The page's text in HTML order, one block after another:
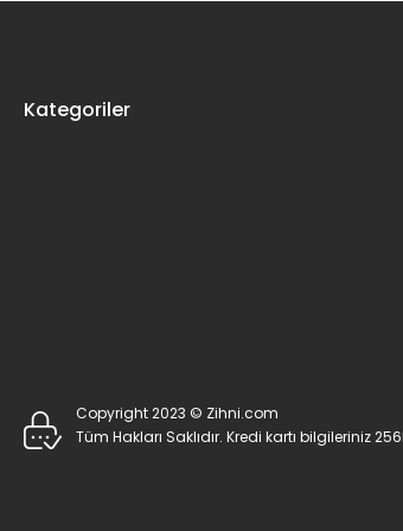
Kategoriler
Copyright 2023 © Zihni.com
Tüm Hakları Saklıdır. Kredi kartı bilgileriniz